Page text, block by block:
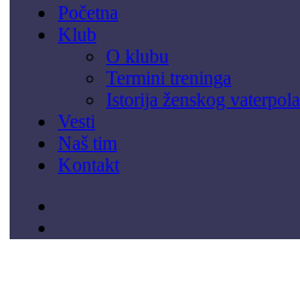
Početna
Klub
O klubu
Termini treninga
Istorija ženskog vaterpola
Vesti
Naš tim
Kontakt